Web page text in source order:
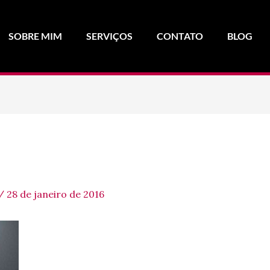
SOBRE MIM SERVIÇOS CONTATO BLOG
/ 28 de janeiro de 2016